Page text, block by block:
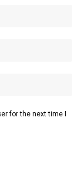
for the next time I